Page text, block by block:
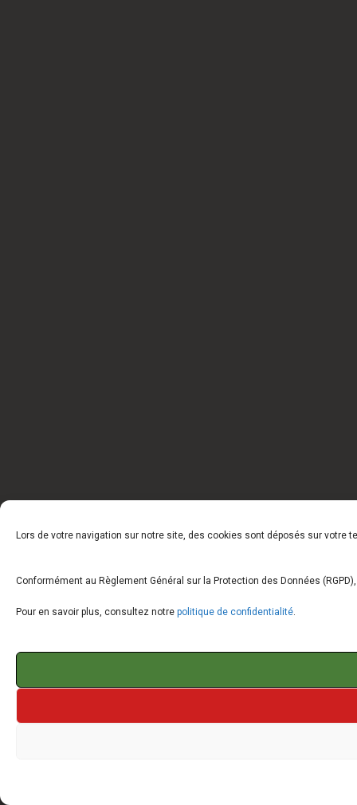
Lors de votre navigation sur notre site, des cookies sont déposés sur votre
Conformément au Règlement Général sur la Protection des Données
Pour en savoir plus, consultez notre politique de confidentialité.